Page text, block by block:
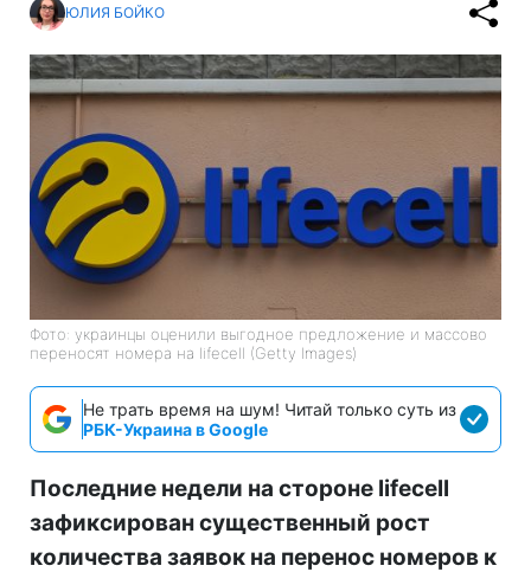
ЮЛИЯ БОЙКО
Фото: украинцы оценили выгодное предложение и массово
переносят номера на lifecell (Getty Images)
Не трать время на шум! Читай только суть из
РБК-Украина в Google
Последние недели на стороне lifecell
зафиксирован существенный рост
количества заявок на перенос номеров к